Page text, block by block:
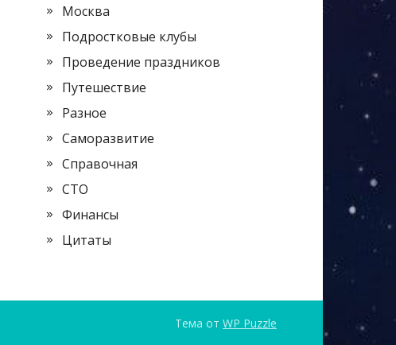
Москва
Подростковые клубы
Проведение праздников
Путешествие
Разное
Саморазвитие
Справочная
СТО
Финансы
Цитаты
Тема от WP Puzzle